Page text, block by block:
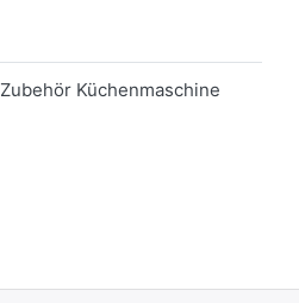
Zubehör Küchenmaschine